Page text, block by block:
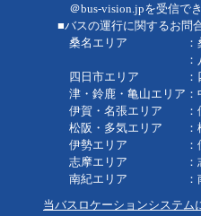
＠bus-vision.jpを受信で
■バスの運行に関するお問
桑名エリア ：桑
：八風バス
四日市エリア ：四
津・鈴鹿・亀山エリア
伊賀・名張エリア ：
松阪・多気エリア ：
伊勢エリア ：伊勢
志摩エリア ：志
南紀エリア ：南
当バスロケーションシステム